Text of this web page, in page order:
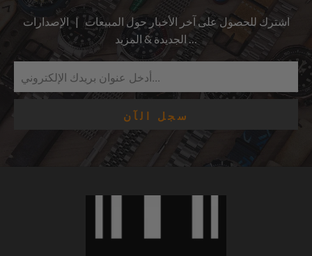
اشترك للحصول على آخر الأخبار حول المبيعات | الإصدارات
الجديدة & المزيد …